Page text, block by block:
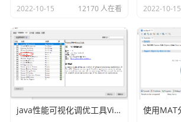
2022-10-15 12170 人在看 2022-10-15
java性能可视化调优工具VisualVM插件之Visual GC